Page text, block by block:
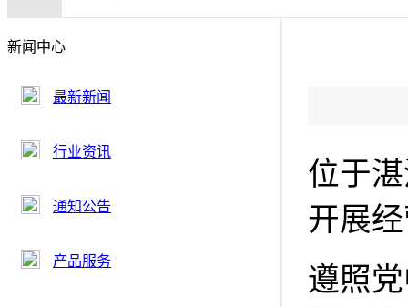
新闻中心
最新新闻
行业资讯
通知公告
产品服务
位于
开展
遵照